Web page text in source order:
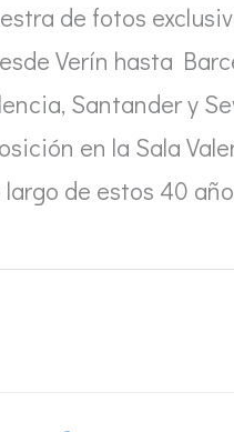
de fotos
Verín hasta
Santander y
en la Sala
de estos 40